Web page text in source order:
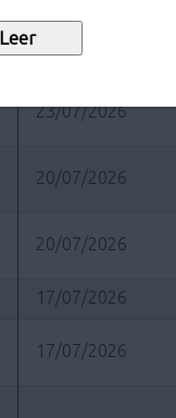
23/07/2026
20/07/2026
20/07/2026
17/07/2026
17/07/2026